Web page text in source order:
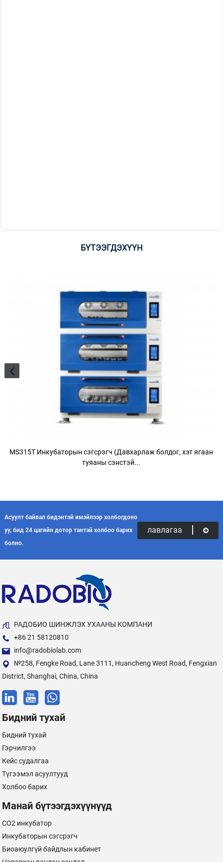
БҮТЭЭГДЭХҮҮН
MS315T Инкубаторын сэгсрэгч (Давхарлаж болдог, хэт ягаан
туяаны сэнстэй...
Асуулт байвал бидэнтэй имэйлээр холбогдоно
уу, бид 24 цагийн дотор тантай холбоо барих
болно.
лавлагаа
РАДОБИО ШИНЖЛЭХ УХААНЫ КОМПАНИ
+86 21 58120810
info@radobiolab.com
№258, Fengke Road, Lane 3111, Huancheng West Road, Fengxian
District, Shanghai, China, China
Бидний тухай
Бидний тухай
Гэрчилгээ
Кейс судалгаа
Түгээмэл асуултууд
Холбоо барих
Манай бүтээгдэхүүнүүд
CO2 инкубатор
Инкубаторын сэгсрэгч
Биоаюулгүй байдлын кабинет